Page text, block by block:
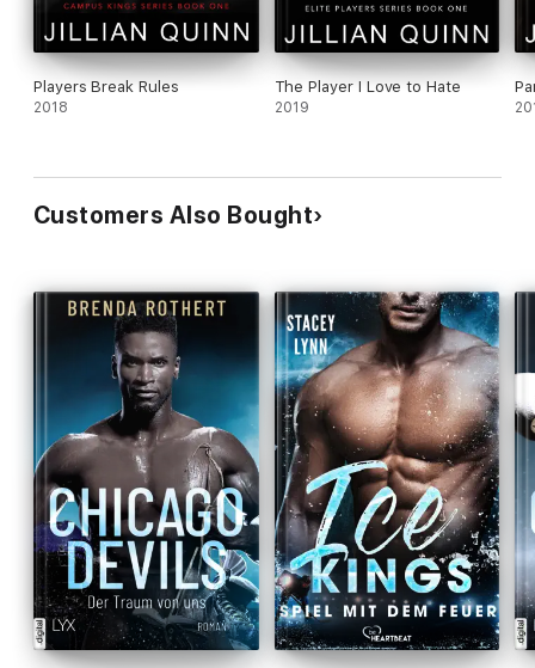
Players Break Rules
2018
The Player I Love to Hate
2019
Customers Also Bought